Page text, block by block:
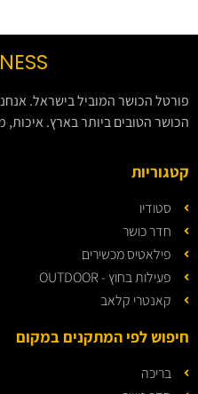
פורטל הכושר המוביל בישראל.
הכושר הטובים ביותר בארץ. איכות,
קטגוריות
סטודיו
חדר כושר
פילאטיס מכשירים
פעילות בחוץ - OUTDOOR
קאנטרי קלאב
חיפוש לפי המתקנים במקום
בריכה